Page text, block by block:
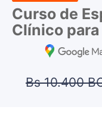
Curso de
Clínico
Bs 10.400